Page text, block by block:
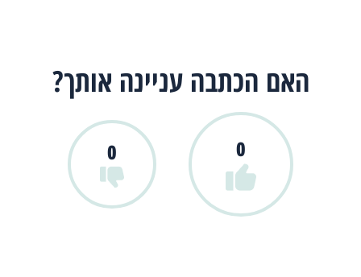
האם הכתבה עניינה אותך?
0
0